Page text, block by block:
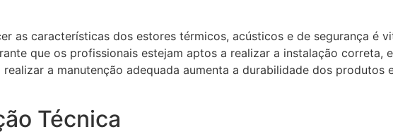
as características dos estores térmicos, acústicos e de segurança é
que os profissionais estejam aptos a realizar a instalação correta,
realizar a manutenção adequada aumenta a durabilidade dos produtos
Técnica